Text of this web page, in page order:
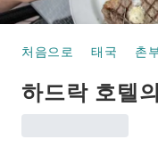
처음으로 태국 촌
하드락 호텔